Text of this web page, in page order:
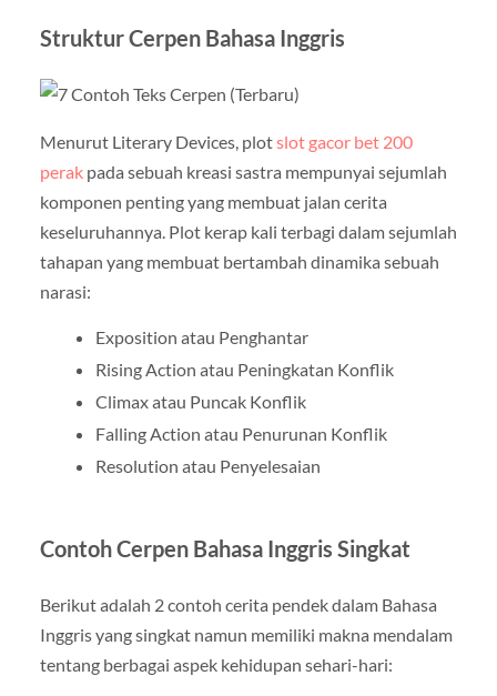
Struktur Cerpen Bahasa Inggris
Menurut Literary Devices, plotslot gacor bet 200
perakpada sebuah kreasi sastra mempunyai sejumlah
komponen penting yang membuat jalan cerita
keseluruhannya. Plot kerap kali terbagi dalam sejumlah
tahapan yang membuat bertambah dinamika sebuah
narasi:
Exposition atau Penghantar
Rising Action atau Peningkatan Konflik
Climax atau Puncak Konflik
Falling Action atau Penurunan Konflik
Resolution atau Penyelesaian
Contoh Cerpen Bahasa Inggris Singkat
Berikut adalah 2 contoh cerita pendek dalam Bahasa
Inggris yang singkat namun memiliki makna mendalam
tentang berbagai aspek kehidupan sehari-hari: